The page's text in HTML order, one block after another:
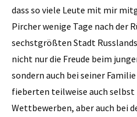
dass so viele Leute mit mir
Pircher wenige Tage nach der
sechstgrößten Stadt
nicht nur die Freude beim
sondern auch bei seiner
fieberten teilweise auch selbst
Wettbewerben, aber auch bei